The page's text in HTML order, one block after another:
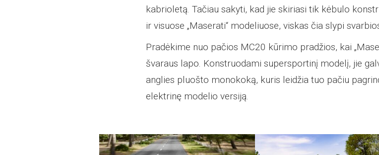
kabrioletą. Tačiau sakyti, kad jie skiriasi tik kėbulo
ir visuose „Maserati“ modeliuose, viskas čia slypi
Pradėkime nuo pačios MC20 kūrimo pradžios, kai
švaraus lapo. Konstruodami supersportinį modelį, jie
anglies pluošto monokoką, kuris leidžia tuo pačiu
elektrinę modelio versiją.